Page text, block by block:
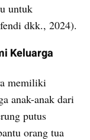
untuk
dkk., 2024).
Keluarga
memiliki
anak-anak dari
putus
orang tua